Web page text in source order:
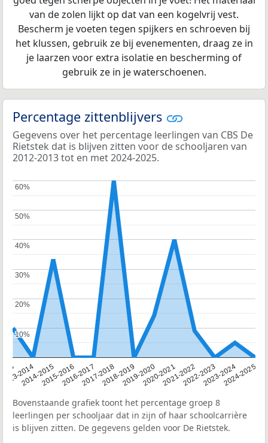
van de zolen lijkt op dat van een kogelvrij vest.
Bescherm je voeten tegen spijkers en schroeven bij
het klussen, gebruik ze bij evenementen, draag ze in
je laarzen voor extra isolatie en bescherming of
gebruik ze in je waterschoenen.
Percentage zittenblijvers
Gegevens over het percentage leerlingen van CBS De
Rietstek dat is blijven zitten voor de schooljaren van
2012-2013 tot en met 2024-2025.
2013-20142014-20152015-20162016-20172017-20182018-20192019-20202020-20212021-20222022-20232023-20242024-2025
10%
10%
20%
20%
30%
30%
40%
40%
50%
50%
60%
60%
Bovenstaande grafiek toont het percentage groep 8
leerlingen per schooljaar dat in zijn of haar schoolcarrière
is blijven zitten. De gegevens gelden voor De Rietstek.